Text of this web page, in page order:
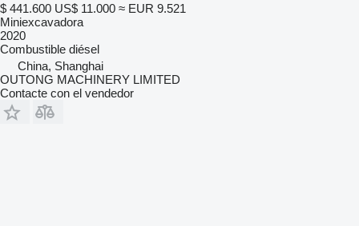
$ 441.600 US$ 11.000 ≈ EUR 9.521
Miniexcavadora
2020
Combustible diésel
China, Shanghai
OUTONG MACHINERY LIMITED
Contacte con el vendedor